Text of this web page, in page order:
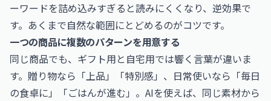
ーワードを詰め込みすぎると読みにくくなり、逆効果で
す。あくまで自然な範囲にとどめるのがコツです。
一つの商品に複数のパターンを用意する
同じ商品でも、ギフト用と自宅用では響く言葉が違いま
す。贈り物なら「上品」「特別感」、日常使いなら「毎日
の食卓に」「ごはんが進む」。AIを使えば、同じ素材から